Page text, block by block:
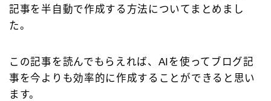
記事を半自動で作成する方法についてまとめまし
た。
この記事を読んでもらえれば、AIを使ってブログ記
事を今よりも効率的に作成することができると思い
ます。